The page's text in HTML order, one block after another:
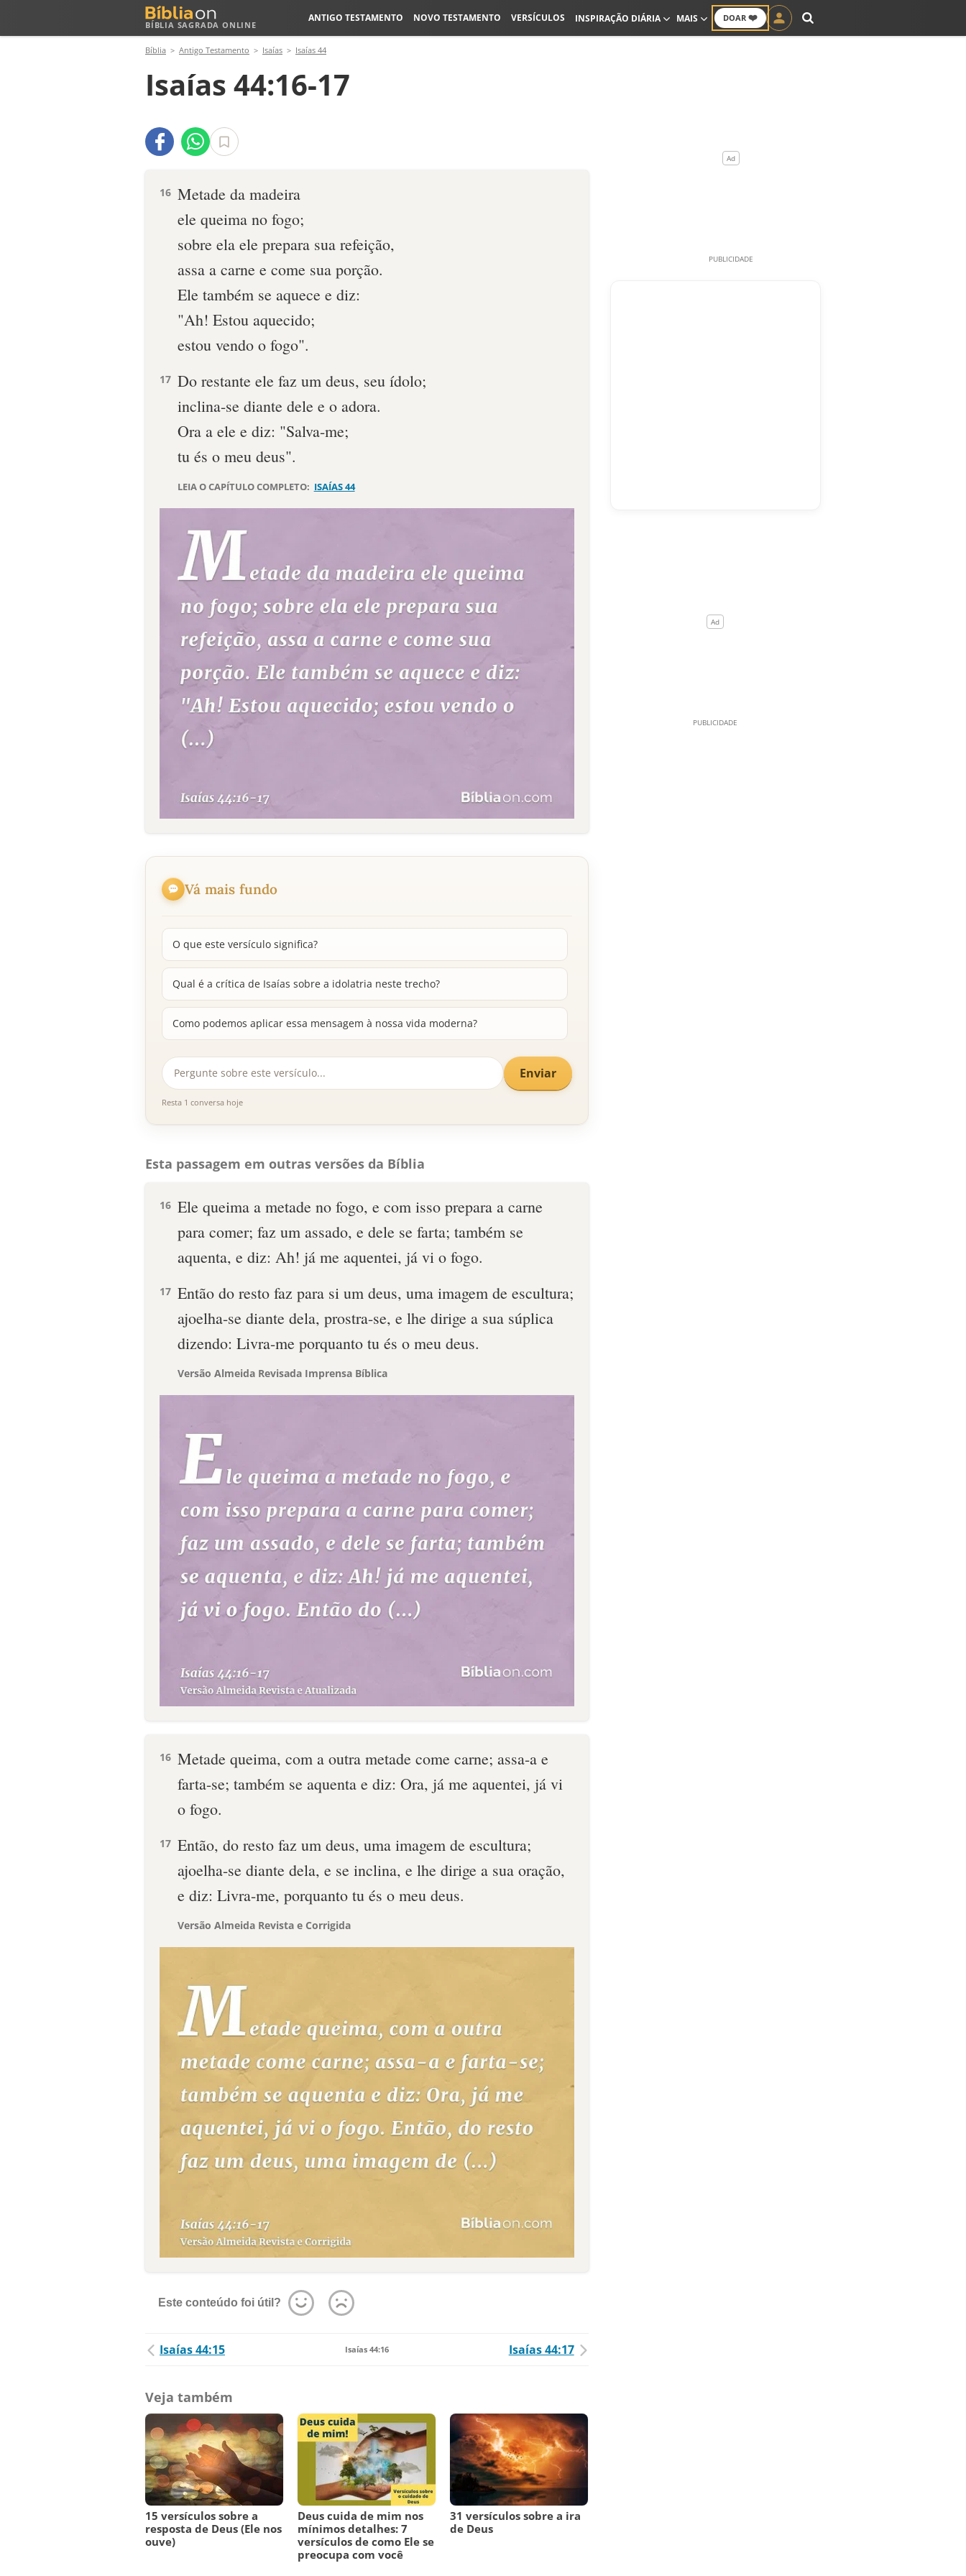
BÍBLIA SAGRADA ONLINE
DOAR ❤️
ANTIGO TESTAMENTO NOVO TESTAMENTO VERSÍCULOS INSPIRAÇÃO DIÁRIA MAIS
Bíblia Antigo Testamento Isaías Isaías 44
Isaías 44:16-17
16 Metade da madeira
ele queima no fogo;
sobre ela ele prepara sua refeição,
assa a carne e come sua porção.
Ele também se aquece e diz:
"Ah! Estou aquecido;
estou vendo o fogo".
17 Do restante ele faz um deus, seu ídolo;
inclina-se diante dele e o adora.
Ora a ele e diz: "Salva-me;
tu és o meu deus".
LEIA O CAPÍTULO COMPLETO: ISAÍAS 44
Vá mais fundo
O que este versículo significa?
Qual é a crítica de Isaías sobre a idolatria neste trecho?
Como podemos aplicar essa mensagem à nossa vida moderna?
Enviar
Resta 1 conversa hoje
Esta passagem em outras versões da Bíblia
16 Ele queima a metade no fogo, e com isso prepara a carne
para comer; faz um assado, e dele se farta; também se
aquenta, e diz: Ah! já me aquentei, já vi o fogo.
17 Então do resto faz para si um deus, uma imagem de escultura;
ajoelha-se diante dela, prostra-se, e lhe dirige a sua súplica
dizendo: Livra-me porquanto tu és o meu deus.
Versão Almeida Revisada Imprensa Bíblica
16 Metade queima, com a outra metade come carne; assa-a e
farta-se; também se aquenta e diz: Ora, já me aquentei, já vi
o fogo.
17 Então, do resto faz um deus, uma imagem de escultura;
ajoelha-se diante dela, e se inclina, e lhe dirige a sua oração,
e diz: Livra-me, porquanto tu és o meu deus.
Versão Almeida Revista e Corrigida
Este conteúdo foi útil?
Isaías 44:15 Isaías 44:16 Isaías 44:17
Veja também
15 versículos sobre a
resposta de Deus (Ele nos
ouve)
Deus cuida de mim nos
mínimos detalhes: 7
versículos de como Ele se
preocupa com você
31 versículos sobre a ira
de Deus